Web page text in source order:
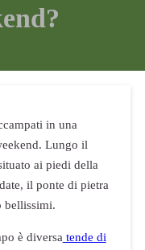
in una
Lungo il
ai piedi della
il ponte di pietra
bellissimi.
è diversatende di